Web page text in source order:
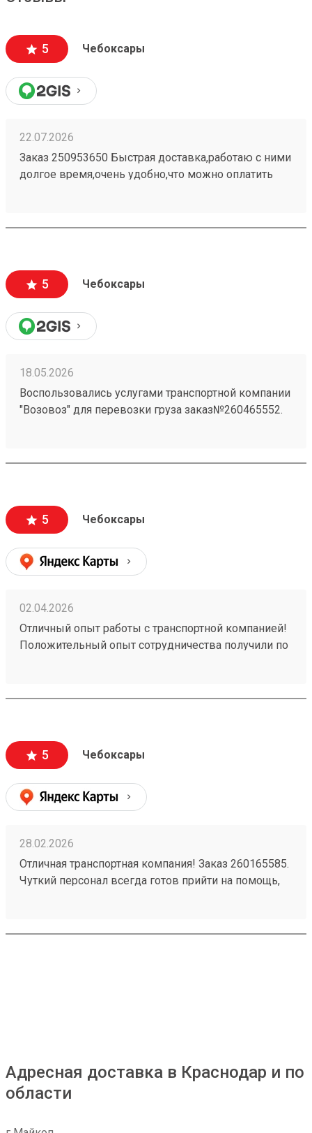
5 Чебоксары
22.07.2026
Заказ 250953650 Быстрая доставка,работаю с ними
долгое время,очень удобно,что можно оплатить
для распаковки
5 Чебоксары
18.05.2026
Воспользовались услугами транспортной компании
"Возовоз" для перевозки груза заказ№260465552.
доставлен точно в оговоренные сроки.
5 Чебоксары
02.04.2026
Отличный опыт работы с транспортной компанией!
Положительный опыт сотрудничества получили по
качеством предоставляемых услуг. Рекомендуем
сервис.
5 Чебоксары
28.02.2026
Отличная транспортная компания! Заказ 260165585.
Чуткий персонал всегда готов прийти на помощь,
довольна качеством услуг, рекомендую всем,
Адресная доставка в Краснодар и по
области